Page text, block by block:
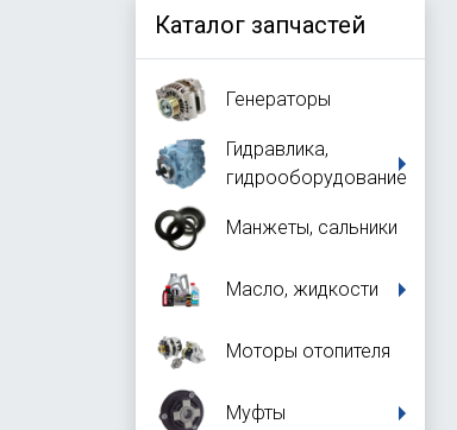
Каталог запчастей
Генераторы
Гидравлика,
гидрооборудование
Манжеты, сальники
Масло, жидкости
Моторы отопителя
Муфты